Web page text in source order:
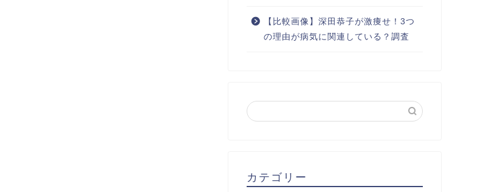
【比較画像】深田恭子が激痩せ！3つ
の理由が病気に関連している？調査
カテゴリー